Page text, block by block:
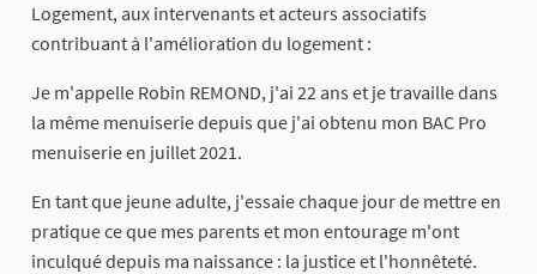
Logement, aux intervenants et acteurs associatifs
contribuant à l'amélioration du logement :
Je m'appelle Robin REMOND, j'ai 22 ans et je travaille dans
la même menuiserie depuis que j'ai obtenu mon BAC Pro
menuiserie en juillet 2021.
En tant que jeune adulte, j'essaie chaque jour de mettre en
pratique ce que mes parents et mon entourage m'ont
inculqué depuis ma naissance : la justice et l'honnêteté.